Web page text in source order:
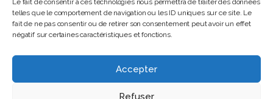
Le fait de consentir à ces technologies nous permettra de traiter des données
telles que le comportement de navigation ou les ID uniques sur ce site. Le
fait de ne pas consentir ou de retirer son consentement peut avoir un effet
négatif sur certaines caractéristiques et fonctions.
Accepter
Refuser
Nous suivre